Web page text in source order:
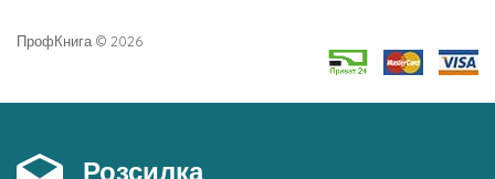
ПрофКнига © 2026
Розсилка